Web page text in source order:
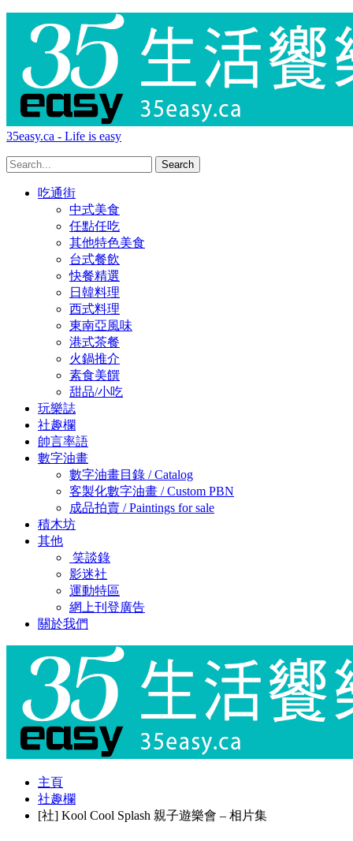
35easy.ca - Life is easy
吃通街
中式美食
任點任吃
其他特色美食
台式餐飲
快餐精選
日韓料理
西式料理
東南亞風味
港式茶餐
火鍋推介
素食美饌
甜品/小吃
玩樂誌
社趣欄
帥言率語
數字油畫
數字油畫目錄 / Catalog
客製化數字油畫 / Custom PBN
成品拍賣 / Paintings for sale
積木坊
其他
笑談錄
影迷社
運動特區
網上刊登廣告
關於我們
主頁
社趣欄
[社] Kool Cool Splash 親子遊樂會 – 相片集